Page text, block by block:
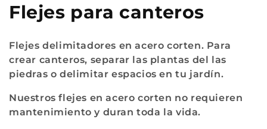
C
l
e
c
Flejes para canteros
Flejes delimitadores en acero corten. Para
crear canteros, separar las plantas del las
piedras o delimitar espacios en tu jardín.
Nuestros flejes en acero corten no requieren
mantenimiento y duran toda la vida.